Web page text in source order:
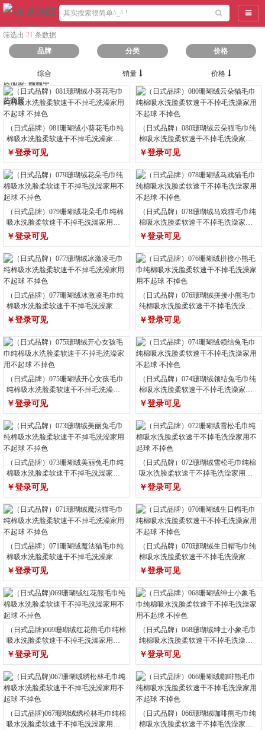
导航
筛选出 21 条数据
品牌
分类 价格
综合 销量 价格
（日式品牌）081珊瑚绒小葵花毛巾纯
棉吸水洗脸柔软速干不掉毛洗澡家用
不起球 不掉色
￥登录可见
（日式品牌）080珊瑚绒云朵猫毛巾纯
棉吸水洗脸柔软速干不掉毛洗澡家用
不起球 不掉色
￥登录可见
（日式品牌）079珊瑚绒花朵毛巾纯棉
吸水洗脸柔软速干不掉毛洗澡家用不
起球 不掉色
￥登录可见
（日式品牌）078珊瑚绒马戏猫毛巾纯
棉吸水洗脸柔软速干不掉毛洗澡家用
不起球 不掉色
￥登录可见
（日式品牌）077珊瑚绒冰激凌毛巾纯
棉吸水洗脸柔软速干不掉毛洗澡家用
不起球 不掉色
￥登录可见
（日式品牌）076珊瑚绒拼接小熊毛巾
纯棉吸水洗脸柔软速干不掉毛洗澡家
用不起球 不掉色
￥登录可见
（日式品牌）075珊瑚绒开心女孩毛巾
纯棉吸水洗脸柔软速干不掉毛洗澡家
用不起球 不掉色
￥登录可见
（日式品牌）074珊瑚绒领结兔毛巾纯
棉吸水洗脸柔软速干不掉毛洗澡家用
不起球 不掉色
￥登录可见
（日式品牌）073珊瑚绒美丽兔毛巾纯
棉吸水洗脸柔软速干不掉毛洗澡家用
不起球 不掉色
￥登录可见
（日式品牌）072珊瑚绒雪松毛巾纯棉
吸水洗脸柔软速干不掉毛洗澡家用不
起球 不掉色
￥登录可见
（日式品牌）071珊瑚绒魔法猫毛巾纯
棉吸水洗脸柔软速干不掉毛洗澡家用
不起球 不掉色
￥登录可见
（日式品牌）070珊瑚绒生日帽毛巾纯
棉吸水洗脸柔软速干不掉毛洗澡家用
不起球 不掉色
￥登录可见
（日式品牌)069珊瑚绒红花熊毛巾纯棉
吸水洗脸柔软速干不掉毛洗澡家用不
起球 不掉色
￥登录可见
（日式品牌）068珊瑚绒绅士小象毛巾
纯棉吸水洗脸柔软速干不掉毛洗澡家
用不起球 不掉色
￥登录可见
（日式品牌)067珊瑚绒绣松林毛巾纯棉
吸水洗脸柔软速干不掉毛洗澡家用不
（日式品牌）066珊瑚绒咖啡熊毛巾纯
棉吸水洗脸柔软速干不掉毛洗澡家用